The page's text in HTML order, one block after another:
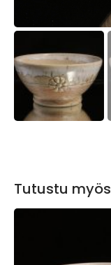
Tutustu myös